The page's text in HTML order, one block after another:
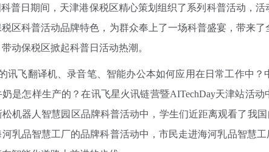
普日期间，天津港保税区精心策划组织了系列科普活动，
区科普活动品牌特色，为群众奉上了一场科普盛宴，带来
动保税区掀起科普日活动热潮。
飞翻译机、录音笔、智能办公本如何应用在日常工作中？
是怎样生产的？在讯飞星火讯链营暨AITechDay天津站活
机器人智慧园区品牌科普活动中，学生们近距离观看了我
乳品智慧工厂的品牌科普活动中，市民走进海河乳品智慧